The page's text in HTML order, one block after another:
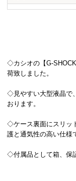
◇カシオの【G-
荷致しました。
◇見やすい大型液晶で
おります。
◇ケース裏面にスリッ
護と通気性の高い仕様
◇付属品として箱、保